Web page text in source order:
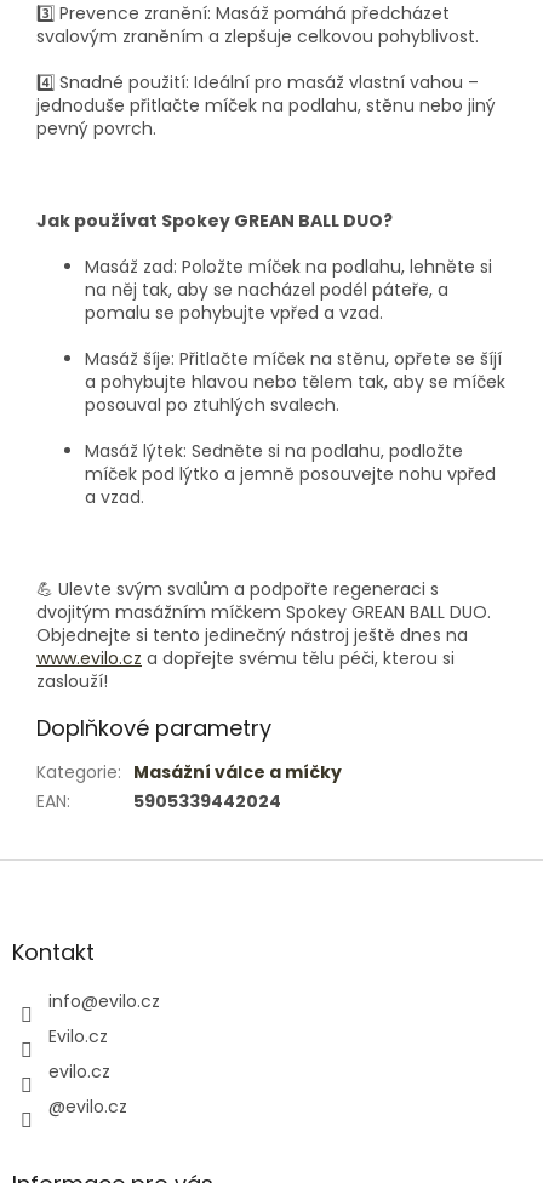
3️⃣ Prevence zranění: Masáž pomáhá předcházet
svalovým zraněním a zlepšuje celkovou pohyblivost.
4️⃣ Snadné použití: Ideální pro masáž vlastní vahou –
jednoduše přitlačte míček na podlahu, stěnu nebo jiný
pevný povrch.
Jak používat Spokey GREAN BALL DUO?
Masáž zad: Položte míček na podlahu, lehněte si
na něj tak, aby se nacházel podél páteře, a
pomalu se pohybujte vpřed a vzad.
Masáž šíje: Přitlačte míček na stěnu, opřete se šíjí
a pohybujte hlavou nebo tělem tak, aby se míček
posouval po ztuhlých svalech.
Masáž lýtek: Sedněte si na podlahu, podložte
míček pod lýtko a jemně posouvejte nohu vpřed
a vzad.
💪 Ulevte svým svalům a podpořte regeneraci s
dvojitým masážním míčkem Spokey GREAN BALL DUO.
Objednejte si tento jedinečný nástroj ještě dnes na
www.evilo.cz a dopřejte svému tělu péči, kterou si
zaslouží!
Doplňkové parametry
Kategorie: Masážní válce a míčky
EAN: 5905339442024
Z
aKontakt
info@evilo.cz
Evilo.cz
evilo.cz
@evilo.cz